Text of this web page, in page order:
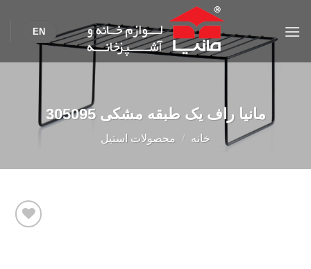
content
EN
مانیا راف يک طبقه مشکی 305095
خانه / محصولات استیل